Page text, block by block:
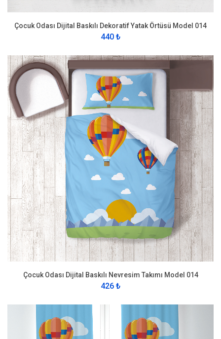
Çocuk Odası Dijital Baskılı Dekoratif Yatak Örtüsü Model 014
440 ₺
Çocuk Odası Dijital Baskılı Nevresim Takımı Model 014
426 ₺